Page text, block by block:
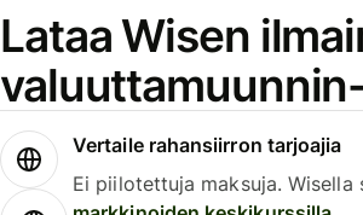
Lataa Wisen
Vertaile rahansiirron tarjoajia
Ei piilotettuja maksuja. Wisella